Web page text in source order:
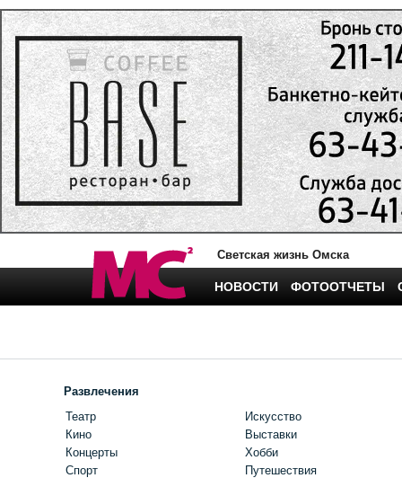
Светская жизнь Омска
НОВОСТИ ФОТООТЧЕТЫ
Развлечения
Театр
Кино
Концерты
Спорт
Искусство
Выставки
Хобби
Путешествия